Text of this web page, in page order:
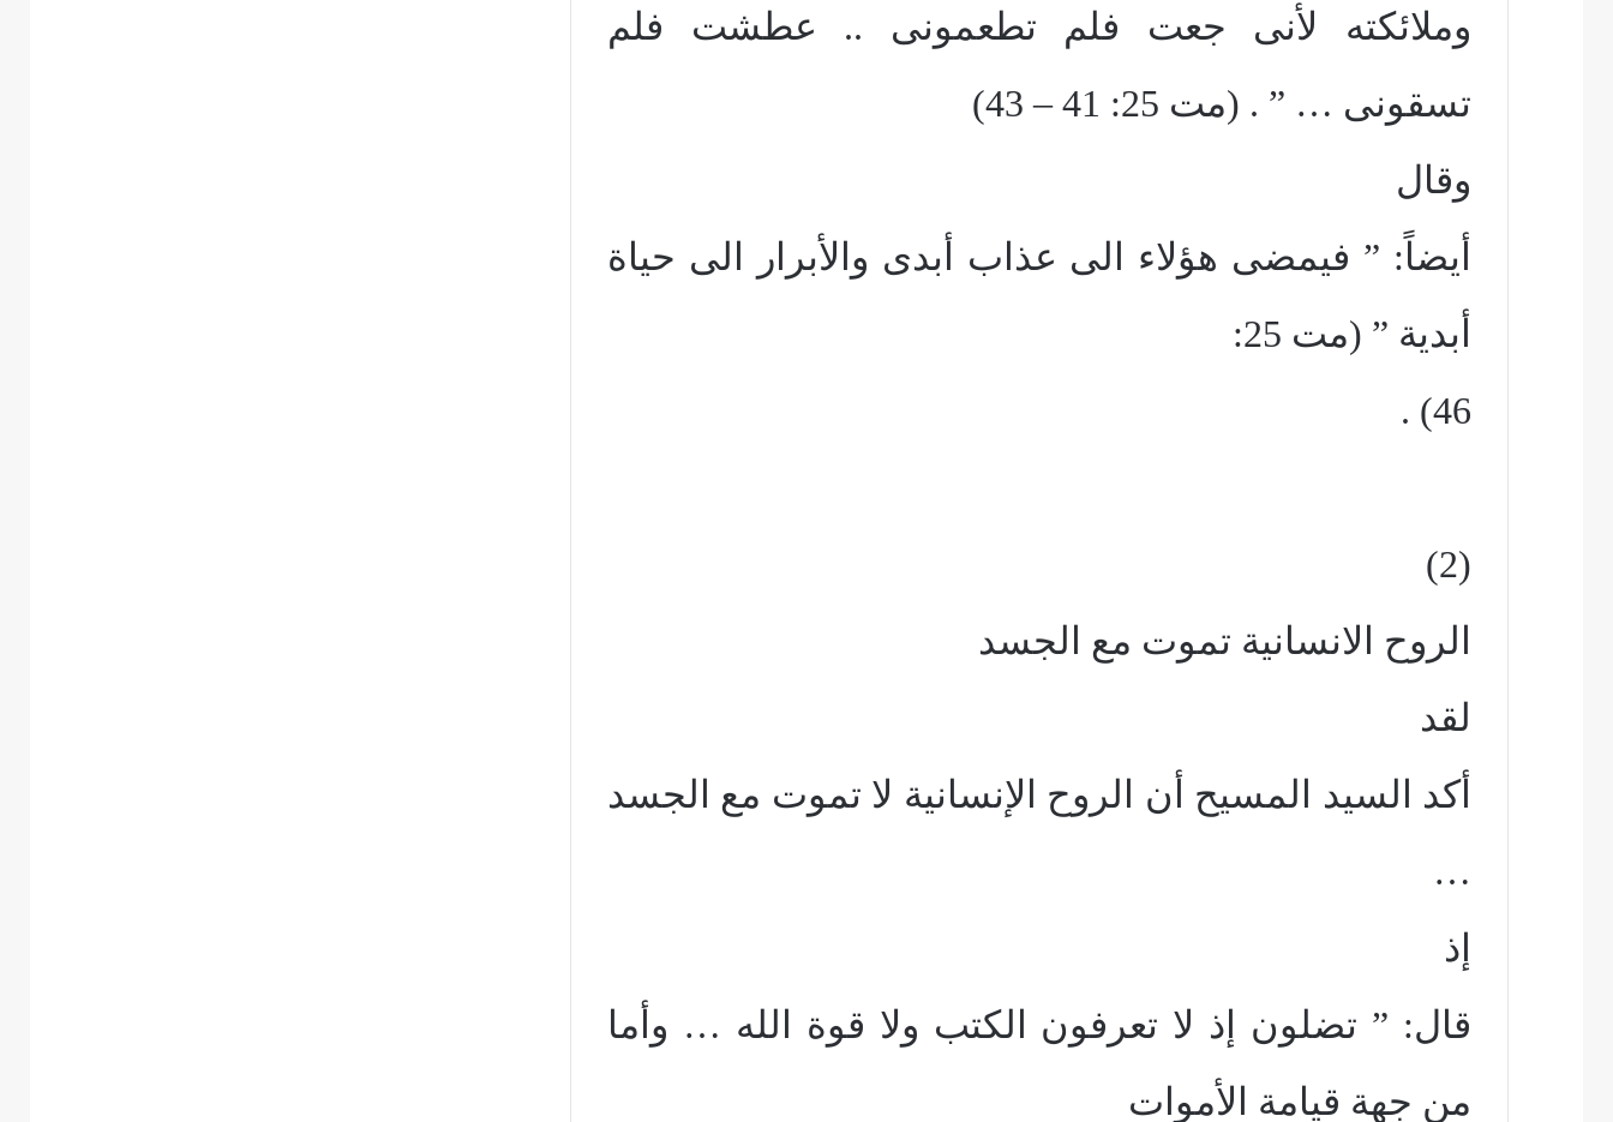
وملائكته لأنى جعت فلم تطعمونى .. عطشت فلم
تسقونى … ” . (مت 25: 41 – 43)
وقال
أيضاً: ” فيمضى هؤلاء الى عذاب أبدى والأبرار الى حياة
أبدية ” (مت 25:
46) .
(2)
الروح الانسانية تموت مع الجسد
لقد
أكد السيد المسيح أن الروح الإنسانية لا تموت مع الجسد
…
إذ
قال: ” تضلون إذ لا تعرفون الكتب ولا قوة الله … وأما
من جهة قيامة الأموات